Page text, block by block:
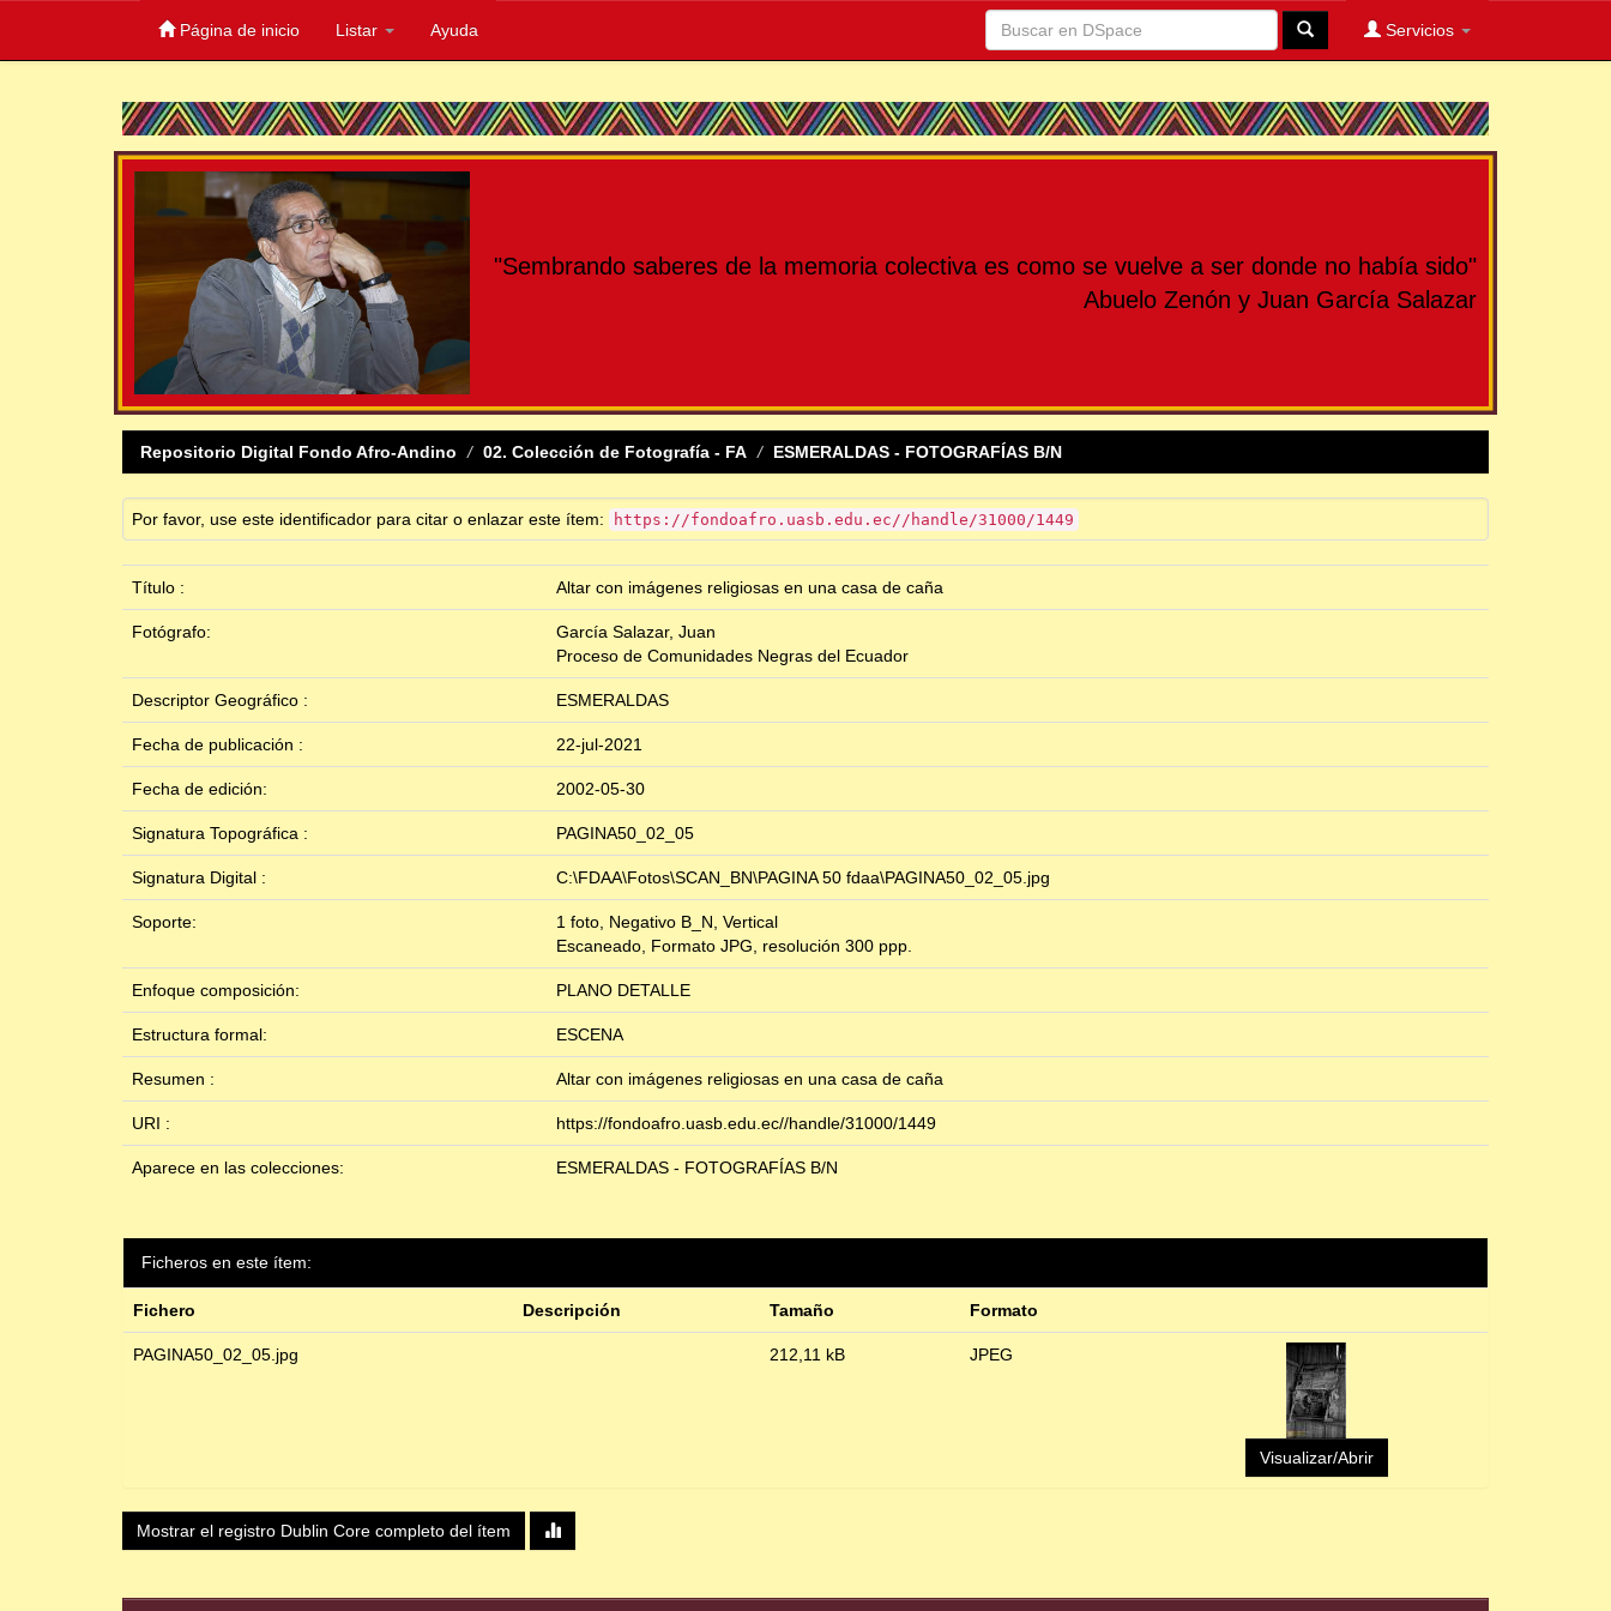
Página de inicio Listar Ayuda Servicios
"Sembrando saberes de la memoria colectiva es como se vuelve a ser donde no había sido"
Abuelo Zenón y Juan García Salazar
Repositorio Digital Fondo Afro-Andino 02. Colección de Fotografía - FA ESMERALDAS - FOTOGRAFÍAS B/N
Por favor, use este identificador para citar o enlazar este ítem: https://fondoafro.uasb.edu.ec//handle/31000/1449
Título : Altar con imágenes religiosas en una casa de caña
Fotógrafo:
García Salazar, Juan
Proceso de Comunidades Negras del Ecuador
Descriptor Geográfico : ESMERALDAS
Fecha de publicación : 22-jul-2021
Fecha de edición: 2002-05-30
Signatura Topográfica : PAGINA50_02_05
Signatura Digital : C:\FDAA\Fotos\SCAN_BN\PAGINA 50 fdaa\PAGINA50_02_05.jpg
Soporte:
1 foto, Negativo B_N, Vertical
Escaneado, Formato JPG, resolución 300 ppp.
Enfoque composición: PLANO DETALLE
Estructura formal: ESCENA
Resumen : Altar con imágenes religiosas en una casa de caña
URI : https://fondoafro.uasb.edu.ec//handle/31000/1449
Aparece en las colecciones: ESMERALDAS - FOTOGRAFÍAS B/N
Ficheros en este ítem:
Fichero Descripción Tamaño Formato
PAGINA50_02_05.jpg 212,11 kB JPEG
Visualizar/Abrir
Mostrar el registro Dublin Core completo del ítem